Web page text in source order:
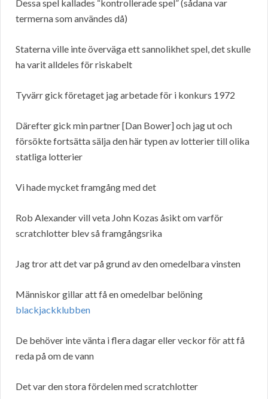
Dessa spel kallades “kontrollerade spel” (sådana var
termerna som användes då)
Staterna ville inte överväga ett sannolikhet spel, det skulle
ha varit alldeles för riskabelt
Tyvärr gick företaget jag arbetade för i konkurs 1972
Därefter gick min partner [Dan Bower] och jag ut och
försökte fortsätta sälja den här typen av lotterier till olika
statliga lotterier
Vi hade mycket framgång med det
Rob Alexander vill veta John Kozas åsikt om varför
scratchlotter blev så framgångsrika
Jag tror att det var på grund av den omedelbara vinsten
Människor gillar att få en omedelbar belöning
blackjackklubben
De behöver inte vänta i flera dagar eller veckor för att få
reda på om de vann
Det var den stora fördelen med scratchlotter